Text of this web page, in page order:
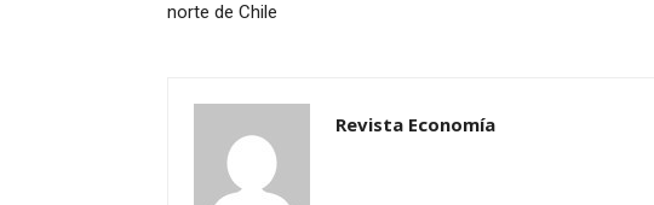
norte de Chile
Revista Economía